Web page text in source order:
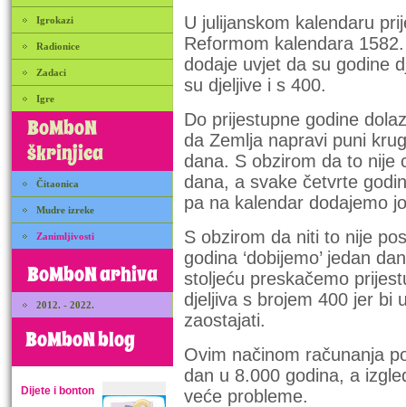
Igrokazi
Radionice
Zadaci
Igre
BoMboN
škrinjica
Čitaonica
Mudre izreke
Zanimljivosti
BoMboN arhiva
2012. - 2022.
BoMboN blog
Dijete i bonton
U julijanskom kalendaru
Reformom kalendara
dodaje uvjet da su godine
su djeljive i s 400.
Do prijestupne godine
da Zemlja napravi puni
dana. S obzirom da to nije
dana, a svake četvrte
pa na kalendar dodajemo
S obzirom da niti to nije
godina ‘dobijemo’ jedan
stoljeću preskačemo
djeljiva s brojem 400 jer bi
zaostajati.
Ovim načinom računanja
dan u 8.000 godina, a
veće probleme.